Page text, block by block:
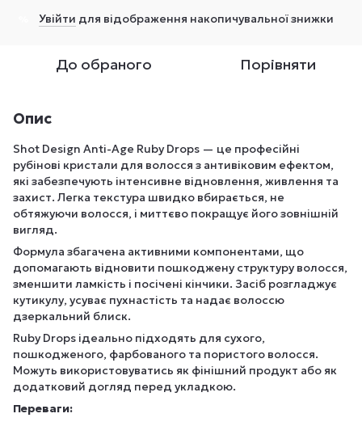
Увійти для відображення накопичувальної знижки
До обраного Порівняти
Опис
Shot Design Anti-Age Ruby Drops — це професійні
рубінові кристали для волосся з антивіковим ефектом,
які забезпечують інтенсивне відновлення, живлення та
захист. Легка текстура швидко вбирається, не
обтяжуючи волосся, і миттєво покращує його зовнішній
вигляд.
Формула збагачена активними компонентами, що
допомагають відновити пошкоджену структуру волосся,
зменшити ламкість і посічені кінчики. Засіб розгладжує
кутикулу, усуває пухнастість та надає волоссю
дзеркальний блиск.
Ruby Drops ідеально підходять для сухого,
пошкодженого, фарбованого та пористого волосся.
Можуть використовуватись як фінішний продукт або як
додатковий догляд перед укладкою.
Переваги: